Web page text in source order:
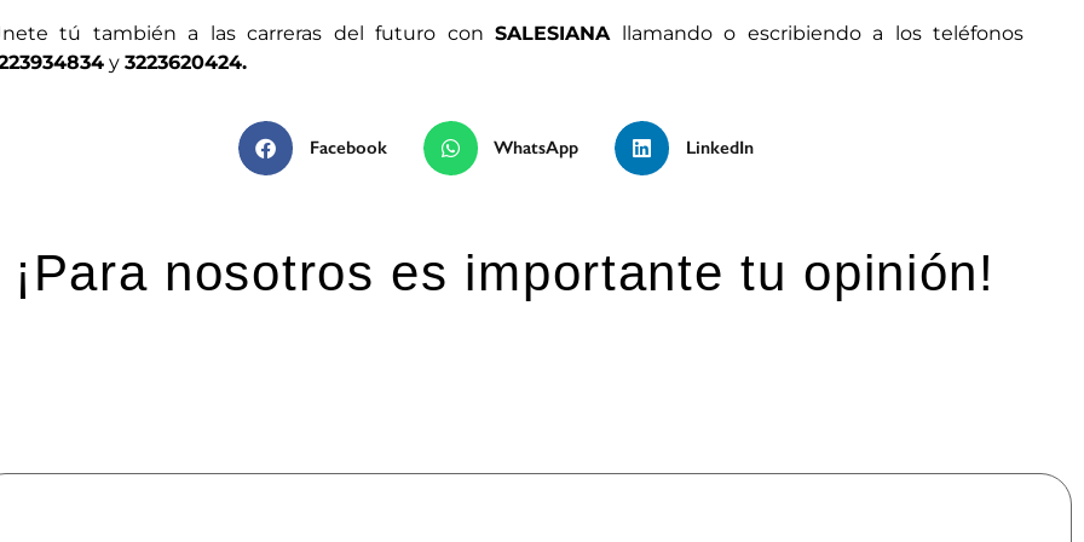
tú también a las carreras del futuro conSALESIANA llamando o escribiendo a los teléfonos
y 3223620424.
Facebook WhatsApp LinkedIn
¡Para nosotros es importante tu opinión!